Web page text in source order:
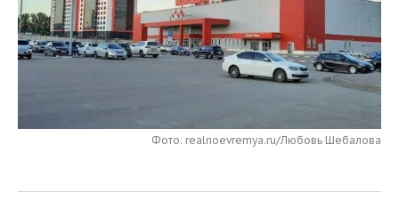
НЕФТЬ
ЭНЕРГЕТИКА
РОЗНИЧНАЯ ТОРГОВЛЯ
ТРАНСПОРТ
НОВОСТИ ТЕХНОЛОГИЙ
IT
ТЕЛЕКОММУНИКАЦИИ
МЕРОПРИЯТИЯ
НОВОСТИ МЕРОПРИЯТИЙ
СПОРТ
НОВОСТИ ОБЩЕСТВАФото: realnoevremya.ru/Любовь Шебалова